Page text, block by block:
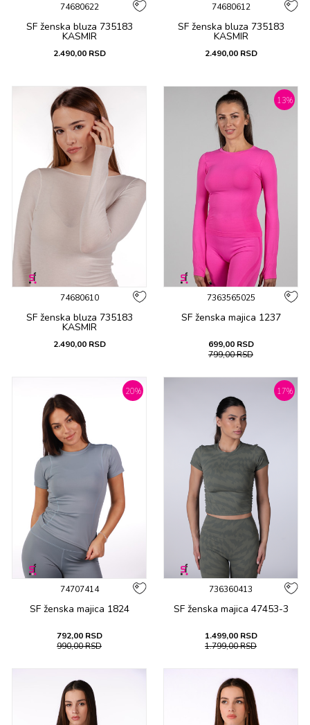
74680622
SF ženska bluza 735183
KASMIR
2.490,00 RSD
74680612
SF ženska bluza 735183
KASMIR
2.490,00 RSD
74680610
SF ženska bluza 735183
KASMIR
2.490,00 RSD
13%
7363565025
SF ženska majica 1237
699,00 RSD
799,00RSD
20%
74707414
SF ženska majica 1824
792,00 RSD
990,00RSD
17%
736360413
SF ženska majica 47453-3
1.499,00 RSD
1.799,00RSD